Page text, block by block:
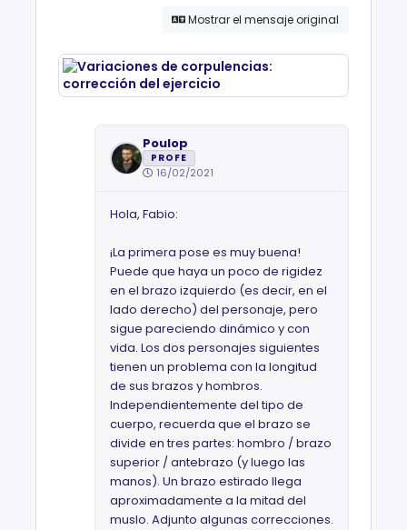
Mostrar el mensaje original
Poulop
PROFE
16/02/2021
Hola, Fabio:
¡La primera pose es muy buena!
Puede que haya un poco de rigidez
en el brazo izquierdo (es decir, en el
lado derecho) del personaje, pero
sigue pareciendo dinámico y con
vida. Los dos personajes siguientes
tienen un problema con la longitud
de sus brazos y hombros.
Independientemente del tipo de
cuerpo, recuerda que el brazo se
divide en tres partes: hombro / brazo
superior / antebrazo (y luego las
manos). Un brazo estirado llega
aproximadamente a la mitad del
muslo. Adjunto algunas correcciones.